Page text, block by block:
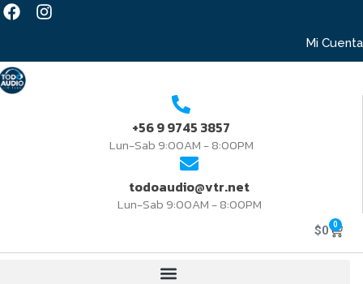
Mi Cuenta
+56 9 9745 3857
Lun-Sab 9:00AM - 8:00PM
todoaudio@vtr.net
Lun-Sab 9:00AM - 8:00PM
$0 0